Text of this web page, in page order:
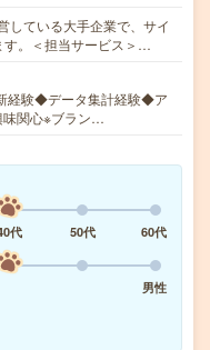
している大手企業で、サイ
す。＜担当サービス＞…
経験◆データ集計経験◆ア
味関心※ブラン…
代 50代
60代
男性